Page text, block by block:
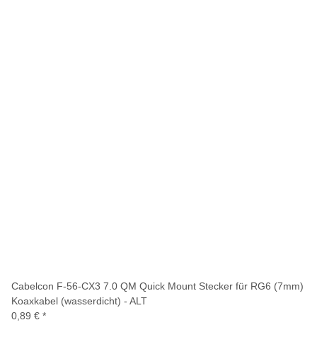
Cabelcon F-56-CX3 7.0 QM Quick Mount Stecker für RG6 (7mm)
Koaxkabel (wasserdicht) - ALT
0,89 € *